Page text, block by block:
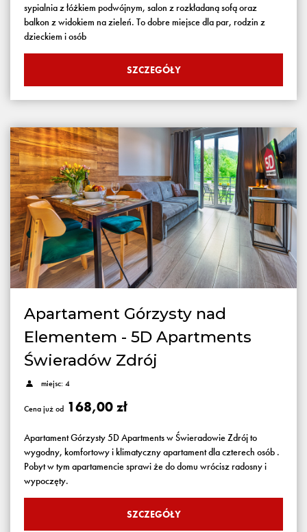
sypialnia z łóżkiem podwójnym, salon z rozkładaną sofą oraz
balkon z widokiem na zieleń. To dobre miejsce dla par, rodzin z
dzieckiem i osób
SZCZEGÓŁY
Apartament Górzysty nad
Elementem - 5D Apartments
Świeradów Zdrój
miejsc: 4
Cena już od 168,00 zł
Apartament Górzysty 5D Apartments w Świeradowie Zdrój to
wygodny, komfortowy i klimatyczny apartament dla czterech osób .
Pobyt w tym apartamencie sprawi że do domu wrócisz radosny i
wypoczęty.
SZCZEGÓŁY